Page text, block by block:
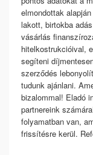
elmondottak
lakott, birtokba
vásárlás
hitelkostrukcióival,
segíteni
szerződés
tudunk ajánlani.
bizalommal! Eladó
partnereink
folyamatban van,
frissítésre kerül.